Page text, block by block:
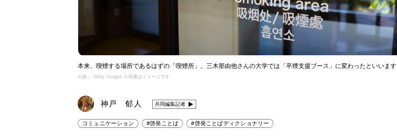
本来、喫煙する場所であるはずの「喫煙所」。三木那由他さんの大学では「卒煙支援ブース」に変わったといいます
出典： Getty Images ※画像はイメージです
神戸 郁人 共同編集記者
コミュニケーション #啓発ことば #啓発ことばディクショナリー